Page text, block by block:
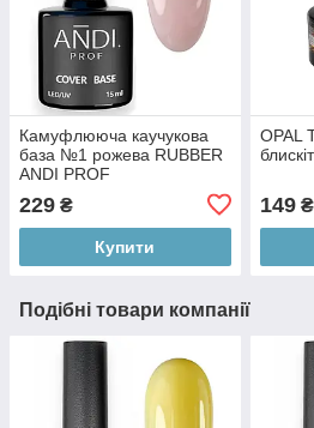
Камуфлююча каучукова
база №1 рожева RUBBER
ANDI PROF
229 ₴
Купити
OPAL
149₴
Подібні товари компанії